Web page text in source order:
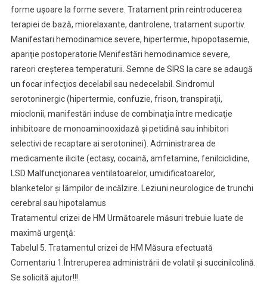
forme uşoare la forme severe. Tratament prin reintroducerea
terapiei de bază, miorelaxante, dantrolene, tratament suportiv.
Manifestari hemodinamice severe, hipertermie, hipopotasemie,
apariţie postoperatorie Menifestări hemodinamice severe,
rareori creşterea temperaturii. Semne de SIRS la care se adaugă
un focar infecţios decelabil sau nedecelabil. Sindromul
serotoninergic (hipertermie, confuzie, frison, transpiraţii,
mioclonii, manifestări induse de combinaţia între medicaţie
inhibitoare de monoaminooxidază şi petidină sau inhibitori
selectivi de recaptare ai serotoninei). Administrarea de
medicamente ilicite (ectasy, cocaină, amfetamine, fenilciclidine,
LSD Malfuncţionarea ventilatoarelor, umidificatoarelor,
blanketelor şi lămpilor de incălzire. Leziuni neurologice de trunchi
cerebral sau hipotalamus
Tratamentul crizei de HM Următoarele măsuri trebuie luate de
maximă urgenţă:
Tabelul 5. Tratamentul crizei de HM Măsura efectuată
Comentariu 1.Întreruperea administrării de volatil şi succinilcolină.
Se solicită ajutor!!!